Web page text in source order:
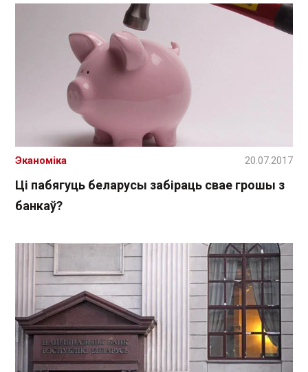
Ці пабягуць беларусы забіраць свае грошы з
банкаў?
Эканоміка 20.07.2017